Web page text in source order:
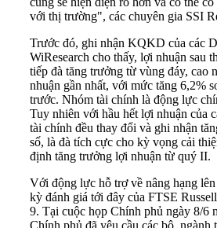
với thị trường", các chuyên gia SSI
Trước đó, ghi nhận KQKD của các
WiResearch cho thấy, lợi nhuận sau
tiếp đà tăng trưởng từ vùng đáy, cao
nhuận gần nhất, với mức tăng 6,2%
trước. Nhóm tài chính là động lực
Tuy nhiên với hầu hết lợi nhuận của
tài chính đều thay đổi và ghi nhận
số, là đà tích cực cho kỳ vọng cải
định tăng trưởng lợi nhuận từ quý II.
Với động lực hỗ trợ về nâng hạng
kỳ đánh giá tới đây của FTSE
9. Tại cuộc họp Chính phủ ngày 8/6
Chính phủ đã yêu cầu các bộ, ngành